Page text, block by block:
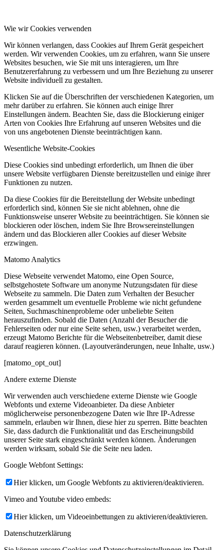
Wie wir Cookies verwenden
Wir können verlangen, dass Cookies auf Ihrem Gerät gespeichert
werden. Wir verwenden Cookies, um zu erfahren, wann Sie unsere
Websites besuchen, wie Sie mit uns interagieren, um Ihre
Benutzererfahrung zu verbessern und um Ihre Beziehung zu unserer
Website individuell zu gestalten.
Klicken Sie auf die Überschriften der verschiedenen Kategorien, um
mehr darüber zu erfahren. Sie können auch einige Ihrer
Einstellungen ändern. Beachten Sie, dass die Blockierung einiger
Arten von Cookies Ihre Erfahrung auf unseren Websites und die
von uns angebotenen Dienste beeinträchtigen kann.
Wesentliche Website-Cookies
Diese Cookies sind unbedingt erforderlich, um Ihnen die über
unsere Website verfügbaren Dienste bereitzustellen und einige ihrer
Funktionen zu nutzen.
Da diese Cookies für die Bereitstellung der Website unbedingt
erforderlich sind, können Sie sie nicht ablehnen, ohne die
Funktionsweise unserer Website zu beeinträchtigen. Sie können sie
blockieren oder löschen, indem Sie Ihre Browsereinstellungen
ändern und das Blockieren aller Cookies auf dieser Website
erzwingen.
Matomo Analytics
Diese Webseite verwendet Matomo, eine Open Source,
selbstgehostete Software um anonyme Nutzungsdaten für diese
Webseite zu sammeln. Die Daten zum Verhalten der Besucher
werden gesammelt um eventuelle Probleme wie nicht gefundene
Seiten, Suchmaschinenprobleme oder unbeliebte Seiten
herauszufinden. Sobald die Daten (Anzahl der Besucher die
Fehlerseiten oder nur eine Seite sehen, usw.) verarbeitet werden,
erzeugt Matomo Berichte für die Webseitenbetreiber, damit diese
darauf reagieren können. (Layoutveränderungen, neue Inhalte, usw.)
[matomo_opt_out]
Andere externe Dienste
Wir verwenden auch verschiedene externe Dienste wie Google
Webfonts und externe Videoanbieter. Da diese Anbieter
möglicherweise personenbezogene Daten wie Ihre IP-Adresse
sammeln, erlauben wir Ihnen, diese hier zu sperren. Bitte beachten
Sie, dass dadurch die Funktionalität und das Erscheinungsbild
unserer Seite stark eingeschränkt werden können. Änderungen
werden wirksam, sobald Sie die Seite neu laden.
Google Webfont Settings:
Hier klicken, um Google Webfonts zu aktivieren/deaktivieren.
Vimeo and Youtube video embeds:
Hier klicken, um Videoeinbettungen zu aktivieren/deaktivieren.
Datenschutzerklärung